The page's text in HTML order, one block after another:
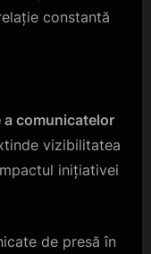
constantă
comunicatelor
vizibilitatea
inițiativei
de presă în